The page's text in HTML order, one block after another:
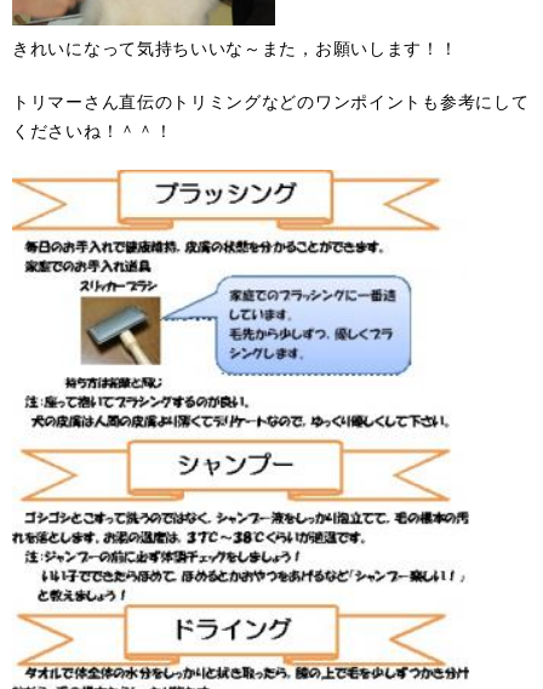
きれいになって気持ちいいな～また，お願いします！！
トリマーさん直伝のトリミングなどのワンポイントも参考にして
くださいね！＾＾！